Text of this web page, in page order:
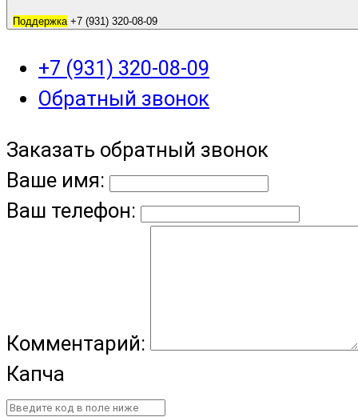
Поддержка +7 (931) 320-08-09
+7 (931) 320-08-09
Обратный звонок
Заказать обратный звонок
Ваше имя:
Ваш телефон:
Комментарий:
Капча